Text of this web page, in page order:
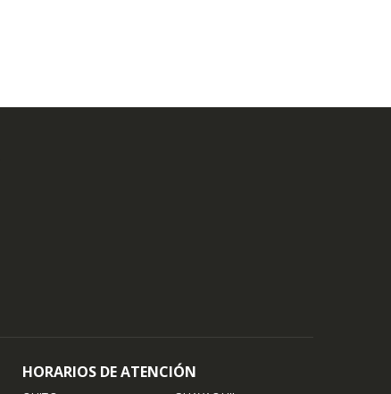
HORARIOS DE ATENCIÓN